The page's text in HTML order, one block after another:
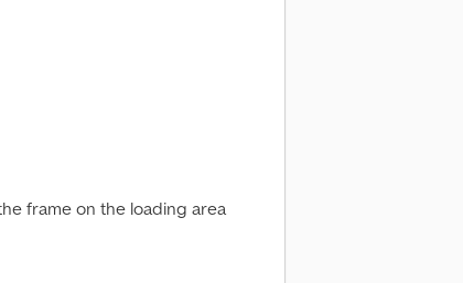
frame on the loading area